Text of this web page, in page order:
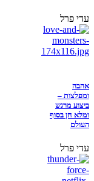
עדי פרל
אהבה
ומפלצות –
ביצוע מרגש
ומלא חן בסוף
העולם
עדי פרל